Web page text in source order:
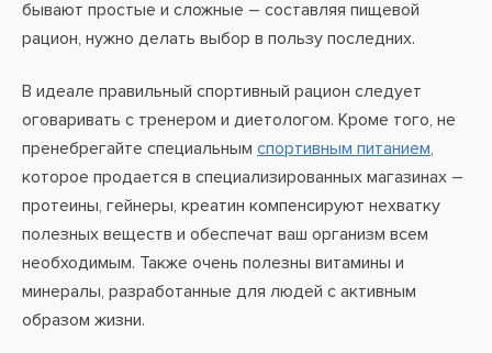
бывают простые и сложные – составляя пищевой
рацион, нужно делать выбор в пользу последних.
В идеале правильный спортивный рацион следует
оговаривать с тренером и диетологом. Кроме того, не
пренебрегайте специальным спортивным питанием,
которое продается в специализированных магазинах –
протеины, гейнеры, креатин компенсируют нехватку
полезных веществ и обеспечат ваш организм всем
необходимым. Также очень полезны витамины и
минералы, разработанные для людей с активным
образом жизни.